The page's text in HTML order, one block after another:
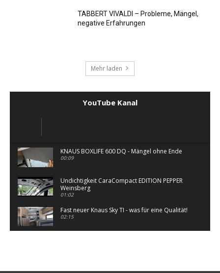
TABBERT VIVALDI – Probleme, Mängel,
negative Erfahrungen
Mehr laden
YouTube Kanal
KNAUS BOXLIFE 600 DQ - Mängel ohne Ende
00:09
Undichtigkeit CaraCompact EDITION PEPPER
Weinsberg
01:02
Fast neuer Knaus Sky TI - was für eine Qualität!
02:15